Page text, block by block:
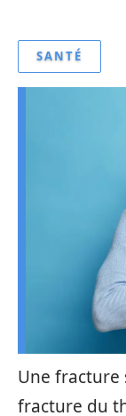
SANTÉ
Une fracture
fracture du